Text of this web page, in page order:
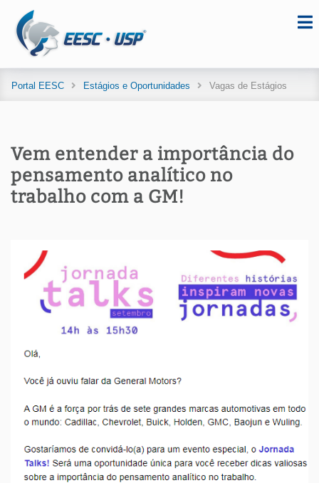
Portal EESC Estágios e Oportunidades Vagas de Estágios
Vem entender a importância do
pensamento analítico no
trabalho com a GM!